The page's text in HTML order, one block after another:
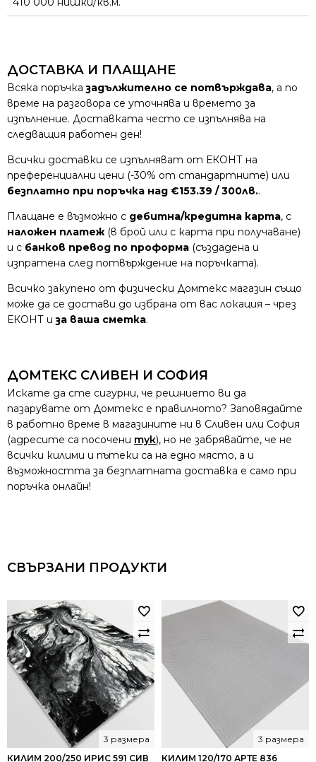
ДОСТАВКА И ПЛАЩАНЕ
Всяка поръчказадължително се потвърждава, а по
време на разговора се уточнява и времето за
изпълнение. Доставката често се изпълнява на
следващия работен ден!
Всички доставки се изпълняват от ЕКОНТ на
преференциални цени (-30% от стандартните) или
безплатно при поръчка над €153.39 / 300лв..
Плащане е възможно с дебитна/кредитна карта, с
наложен платеж (в брой или с карта при получаване)
и с банков превод по проформа (създадена и
изпратена след потвърждение на поръчката).
Всичко закупено от физически Домтекс магазин също
може да се достави до избрана от вас локация – чрез
ЕКОНТ иза ваша сметка.
ДОМТЕКС СЛИВЕН И СОФИЯ
Искате да сте сигурни, че решнието ви да
пазарувате от Домтекс е правилното? Заповядайте
в работно време в магазините ни в Сливен или София
(адресите са посочени тук), но не забрявайте, че не
всички килими и пътеки са на едно място, а и
възможността за безплатната доставка е само при
поръчка онлайн!
СВЪРЗАНИ ПРОДУКТИ
КИЛИМ 200/250 ИРИС 591 СИВ
3 размера
КИЛИМ 120/170 АРТЕ 836
3 размера